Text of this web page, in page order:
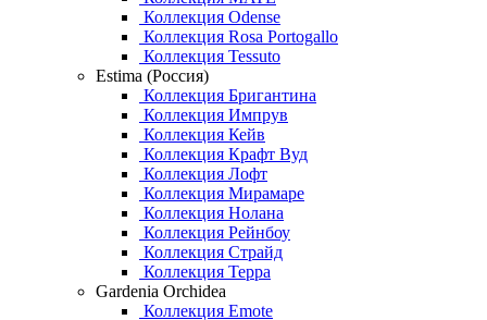
Коллекция Odense
Коллекция Rosa Portogallo
Коллекция Tessuto
Estima (Россия)
Коллекция Бригантина
Коллекция Импрув
Коллекция Кейв
Коллекция Крафт Вуд
Коллекция Лофт
Коллекция Мирамаре
Коллекция Нолана
Коллекция Рейнбоу
Коллекция Страйд
Коллекция Терра
Gardenia Orchidea
Коллекция Emote